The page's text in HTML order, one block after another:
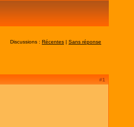
Discussions : Récentes | Sans réponse
#1